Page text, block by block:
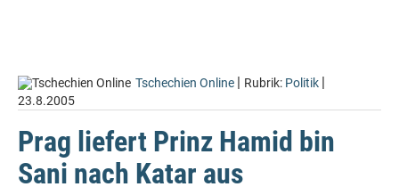
Tschechien Online | Rubrik: Politik |
23.8.2005
Prag liefert Prinz Hamid bin
Sani nach Katar aus